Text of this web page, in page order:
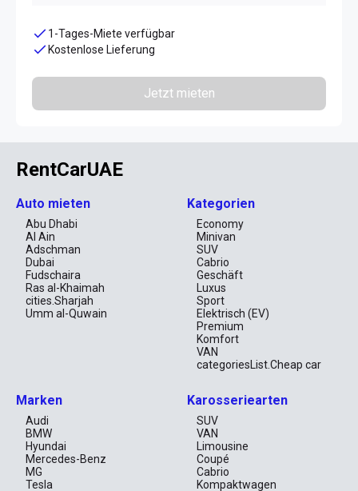
1-Tages-Miete verfügbar
Kostenlose Lieferung
Jetzt mieten
RentCarUAE
Auto mieten
Abu Dhabi
Al Ain
Adschman
Dubai
Fudschaira
Ras al-Khaimah
cities.Sharjah
Umm al-Quwain
Kategorien
Economy
Minivan
SUV
Cabrio
Geschäft
Luxus
Sport
Elektrisch (EV)
Premium
Komfort
VAN
categoriesList.Cheap car
Marken
Audi
BMW
Hyundai
Mercedes-Benz
MG
Tesla
Karosseriearten
SUV
VAN
Limousine
Coupé
Cabrio
Kompaktwagen